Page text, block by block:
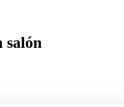
salón